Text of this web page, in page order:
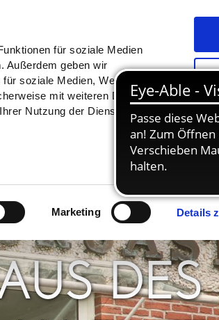
für soziale Medien
Außerdem geben wir
soziale Medien, Werbung
mit weiteren Daten
Nutzung der Dienste
Marketing Details
DES